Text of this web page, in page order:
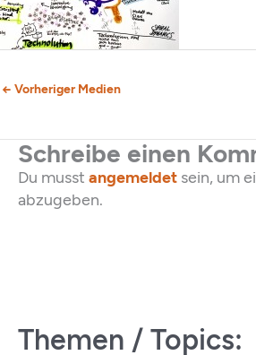
← Vorheriger Medien
Schreibe einen
Du musst angemeldet sein, um
abzugeben.
Themen / Topics: